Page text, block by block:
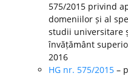
575/2015 privind
domeniilor și al
studii universitare
învățământ
2016
HG nr. 575/2015 –